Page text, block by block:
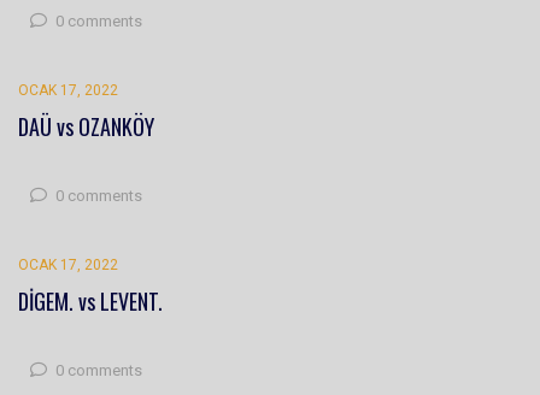
0 comments
OCAK 17, 2022
DAÜ vs OZANKÖY
0 comments
OCAK 17, 2022
DİGEM. vs LEVENT.
0 comments